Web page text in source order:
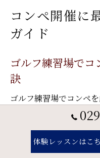
コンペ開催に
ガイド
ゴルフ練習場で
訣
ゴルフ練習場でコンペ
設選びが鍵です。理由
れば参加者全員が快適
い打席や最新シミュレ
体験レッスンはこ